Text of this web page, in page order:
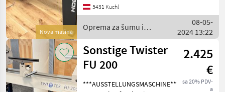
Nova mašina
Die Ausstellungsmaschine
5431 Kuchl
Oprema za šumu i
obradu drveta / Hager
08-05-
2024 13:22
Sonstige Twister
FU 200
2.425
€
sa 20% PDV-
a
***AUSSTELLUNGSMASCHINE***